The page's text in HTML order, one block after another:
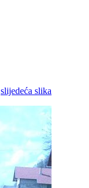
slijedeća slika